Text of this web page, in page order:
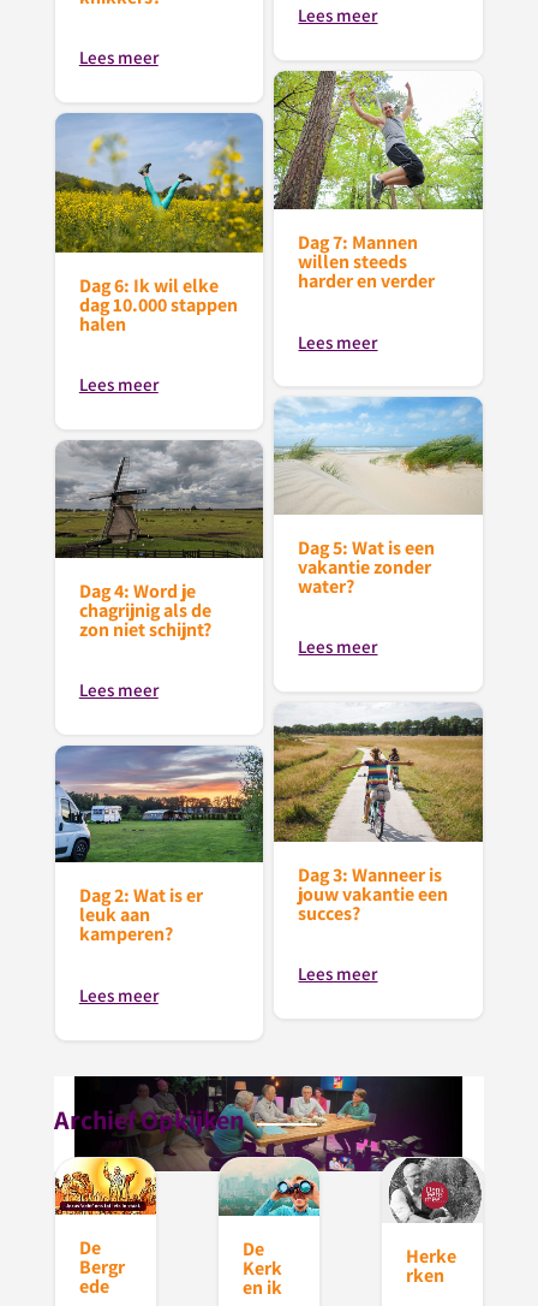
Lees meer
Lees meer
Dag 7: Mannen
willen steeds
harder en verder
Lees meer
Dag 6: Ik wil elke
dag 10.000 stappen
halen
Lees meer
Dag 5: Wat is een
vakantie zonder
water?
Lees meer
Dag 4: Word je
chagrijnig als de
zon niet schijnt?
Lees meer
Dag 3: Wanneer is
jouw vakantie een
succes?
Lees meer
Dag 2: Wat is er
leuk aan
kamperen?
Lees meer
Archief Opkijken
De
Bergr
ede
De
Kerk
en ik
Herke
rken